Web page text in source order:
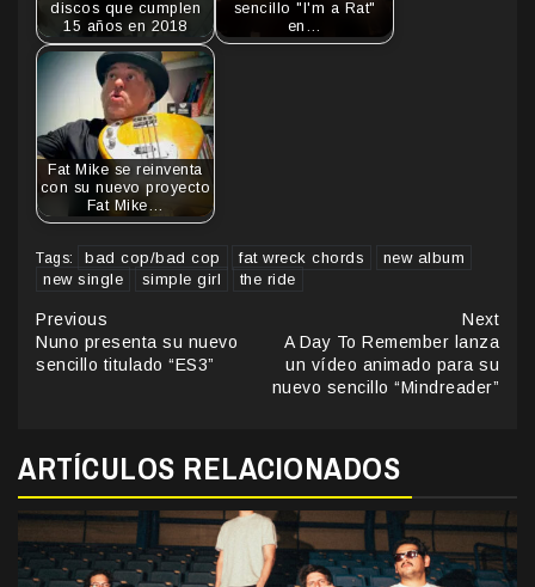
discos que cumplen
15 años en 2018
sencillo "I'm a Rat"
en…
Fat Mike se reinventa
con su nuevo proyecto
Fat Mike…
Tags: bad cop/bad cop fat wreck chords
new album
new single
simple girl the ride
Continue
Reading
Previous
Nuno presenta su nuevo
sencillo titulado “ES3”
Next
A Day To Remember lanza
un vídeo animado para su
nuevo sencillo “Mindreader”
ARTÍCULOS RELACIONADOS